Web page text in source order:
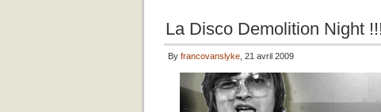
La Disco Demolition Night !!!
By francovanslyke , 21 avril 2009